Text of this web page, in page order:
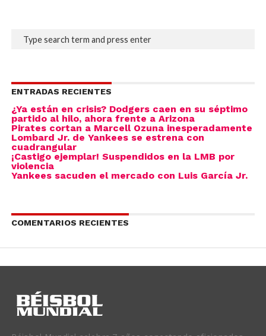
ENTRADAS RECIENTES
¿Ya están en crisis? Dodgers caen en su séptimo
partido al hilo, ahora frente a Arizona
Pirates cortan a Marcell Ozuna inesperadamente
Lombard Jr. de Yankees se estrena con
cuadrangular
¡Castigo ejemplar! Suspendidos en la LMB por
violencia
Yankees sacuden el mercado con Luis García Jr.
COMENTARIOS RECIENTES